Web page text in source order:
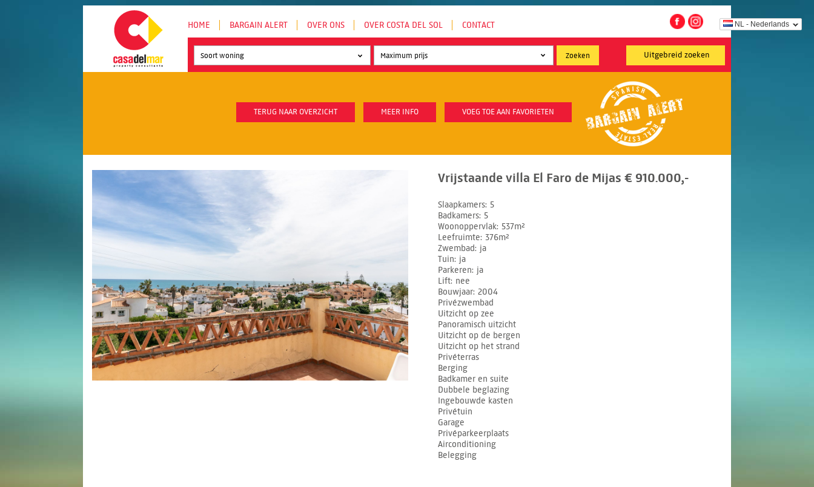
NL - Nederlands
HOME BARGAIN ALERT OVER ONS OVER COSTA DEL SOL CONTACT
Uitgebreid zoeken
Soort woning
TERUG NAAR OVERZICHT MEER INFO VOEG TOE AAN FAVORIETEN
Vrijstaande villa El Faro de Mijas € 910.000,-
Slaapkamers 5
Badkamers 5
Woonoppervlak 537m²
Leefruimte 376m²
Zwembad
ja
Tuin ja
Parkeren ja
Lift nee
Bouwjaar 2004
Privézwembad
Uitzicht op zee
Panoramisch uitzicht
Uitzicht op de bergen
Uitzicht op het strand
Privéterras
Berging
Badkamer en suite
Dubbele beglazing
Ingebouwde kasten
Privétuin
Garage
Privéparkeerplaats
Airconditioning
Belegging